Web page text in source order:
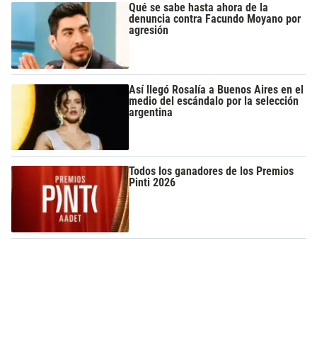
Qué se sabe hasta ahora de la
denuncia contra Facundo Moyano por
agresión
Así llegó Rosalía a Buenos Aires en el
medio del escándalo por la selección
argentina
Todos los ganadores de los Premios
Pinti 2026